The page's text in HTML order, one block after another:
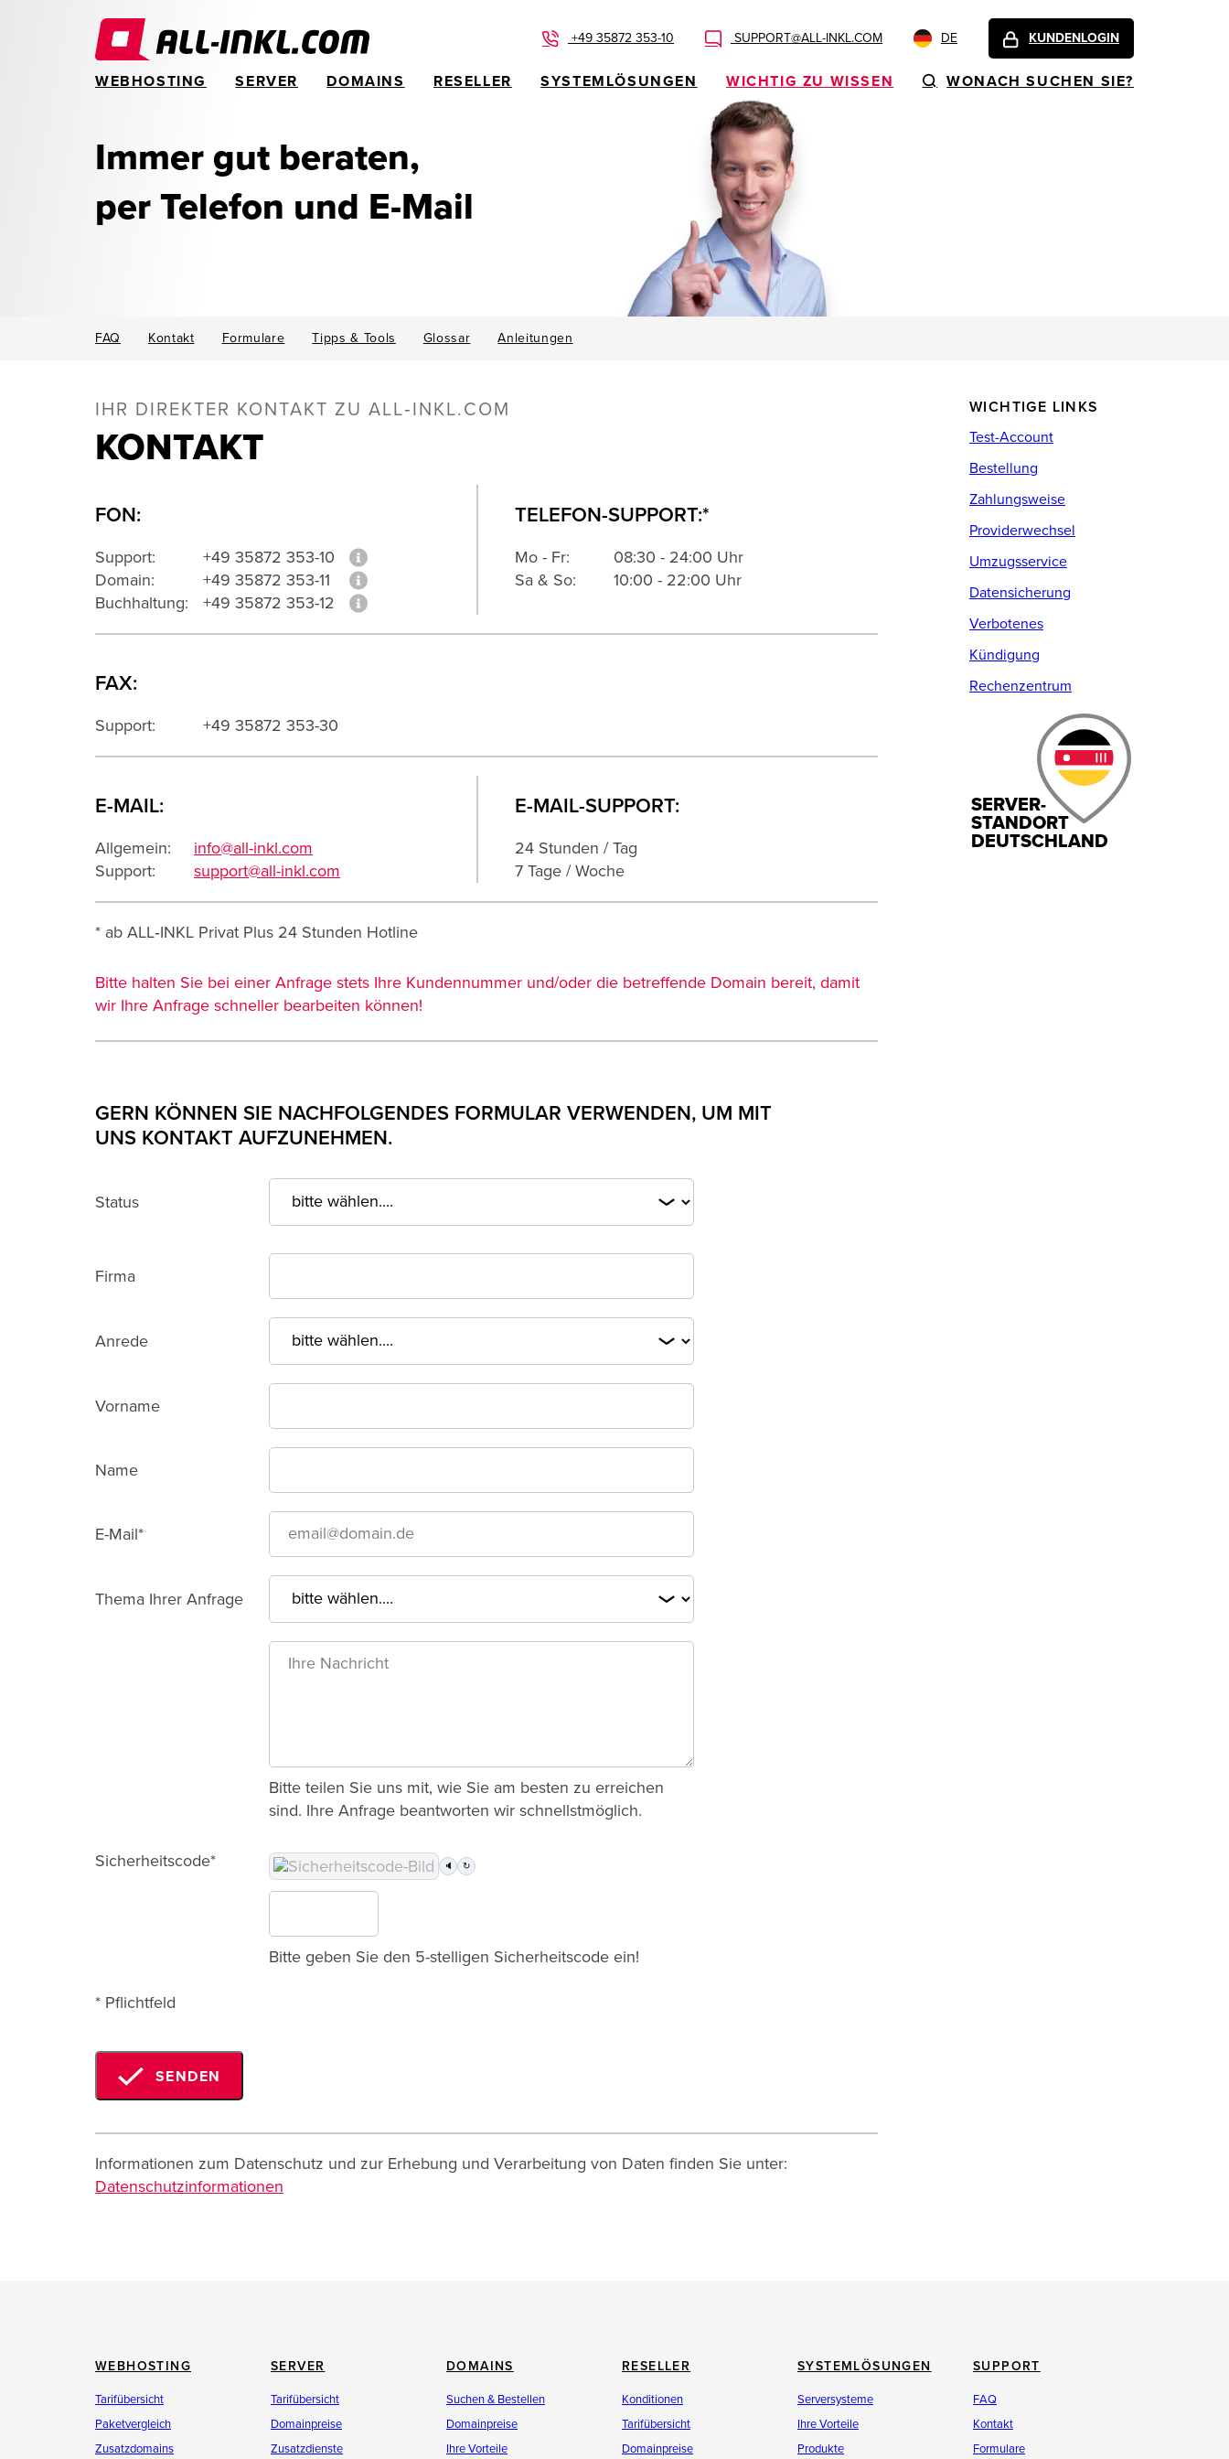
+49 35872 353-10 SUPPORT@ALL-INKL.COM DE KUNDENLOGIN
WEBHOSTING SERVER DOMAINS RESELLER SYSTEMLÖSUNGEN WICHTIG ZU WISSEN WONACH SUCHEN SIE?
Immer gut beraten,
per Telefon und E-Mail
FAQ Kontakt Formulare Tipps & Tools Glossar Anleitungen
IHR DIREKTER KONTAKT ZU ALL‑INKL.COM
KONTAKT
FON:
Support:
+49 35872 353-10
Domain:
+49 35872 353-11
Buchhaltung:
+49 35872 353-12
TELEFON-SUPPORT:*
Mo - Fr:
08:30 - 24:00 Uhr
Sa & So:
10:00 - 22:00 Uhr
FAX:
Support: +49 35872 353-30
E-MAIL:
Allgemein:
info@all-inkl.com
Support:
support@all-inkl.com
E-MAIL-SUPPORT:
24 Stunden / Tag
7 Tage / Woche
* ab ALL‑INKL Privat Plus 24 Stunden Hotline
Bitte halten Sie bei einer Anfrage stets Ihre Kundennummer und/oder die betreffende Domain bereit, damit
wir Ihre Anfrage schneller bearbeiten können!
GERN KÖNNEN SIE NACHFOLGENDES FORMULAR VERWENDEN, UM MIT
UNS KONTAKT AUFZUNEHMEN.
Status
Firma
Anrede
Vorname
Name
E-Mail*
Thema Ihrer Anfrage
Bitte teilen Sie uns mit, wie Sie am besten zu erreichen
sind. Ihre Anfrage beantworten wir schnellstmöglich.
Sicherheitscode* 🔈 ↻
Bitte geben Sie den 5-stelligen Sicherheitscode ein!
* Pflichtfeld
SENDEN
Informationen zum Datenschutz und zur Erhebung und Verarbeitung von Daten finden Sie unter:
Datenschutzinformationen
WICHTIGE LINKS
Test-Account
Bestellung
Zahlungsweise
Providerwechsel
Umzugsservice
Datensicherung
Verbotenes
Kündigung
Rechenzentrum
SERVER-
STANDORT
DEUTSCHLAND
WEBHOSTING
Tarifübersicht
Paketvergleich
Zusatzdomains
SERVER
Tarifübersicht
Domainpreise
Zusatzdienste
DOMAINS
Suchen & Bestellen
Domainpreise
Ihre Vorteile
RESELLER
Konditionen
Tarifübersicht
Domainpreise
SYSTEMLÖSUNGEN
Serversysteme
Ihre Vorteile
Produkte
SUPPORT
FAQ
Kontakt
Formulare